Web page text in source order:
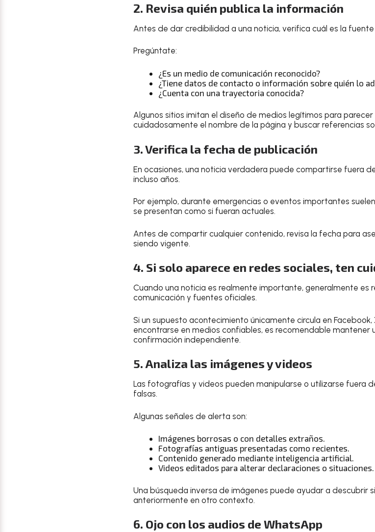
2. Revisa quién publica la información
Antes de dar credibilidad a una noticia, verifica cuál es la fuente
Pregúntate:
¿Es un medio de comunicación reconocido?
¿Tiene datos de contacto o información sobre quién lo
¿Cuenta con una trayectoria conocida?
Algunos sitios imitan el diseño de medios legítimos para
cuidadosamente el nombre de la página y buscar referencias
3. Verifica la fecha de publicación
En ocasiones, una noticia verdadera puede compartirse fuera
incluso años.
Por ejemplo, durante emergencias o eventos importantes
se presentan como si fueran actuales.
Antes de compartir cualquier contenido, revisa la fecha para
siendo vigente.
4. Si solo aparece en redes sociales, ten
Cuando una noticia es realmente importante, generalmente es
comunicación y fuentes oficiales.
Si un supuesto acontecimiento únicamente circula en
encontrarse en medios confiables, es recomendable
confirmación independiente.
5. Analiza las imágenes y videos
Las fotografías y videos pueden manipularse o utilizarse fuera
falsas.
Algunas señales de alerta son:
Imágenes borrosas o con detalles extraños.
Fotografías antiguas presentadas como recientes.
Contenido generado mediante inteligencia artificial.
Videos editados para alterar declaraciones o situaciones.
Una búsqueda inversa de imágenes puede ayudar a descubrir
anteriormente en otro contexto.
6. Ojo con los audios de WhatsApp